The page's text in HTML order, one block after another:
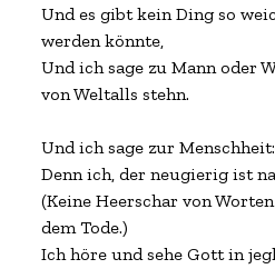
Und es gibt kein Ding so
werden könnte,
Und ich sage zu Mann oder
von Weltalls stehn.
Und ich sage zur
Denn ich, der neugierig ist
(Keine Heerschar von
dem Tode.)
Ich höre und sehe Gott in